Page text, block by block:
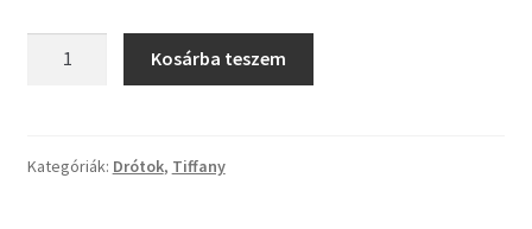
Üvegvágás
mennyiség
Kosárba teszem
Kategóriák: Drótok, Tiffany